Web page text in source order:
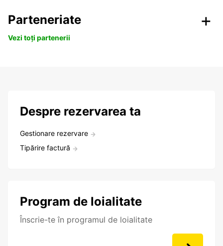
Parteneriate
Vezi toți partenerii
Despre rezervarea ta
Gestionare rezervare
Tipărire factură
Program de loialitate
Înscrie-te în programul de loialitate